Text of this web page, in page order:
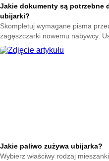
Jakie dokumenty są potrzebne
ubijarki?
Skompletuj wymagane pisma
zagęszczarki nowemu nabywcy.
transakcji i miej pewność
sfinalizowania umowy.
Jakie paliwo zużywa ubijarka?
Wybierz właściwy rodzaj